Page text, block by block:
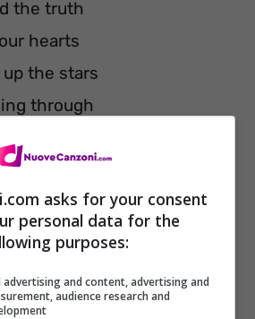
the truth
hearts
the stars
through
you off to the height
asks for your consent
personal data for the
purposes:
advertising and content, advertising and
audience research and